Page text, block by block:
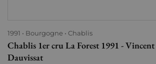
1991 Bourgogne Chablis
Chablis 1er cru La Forest 1991 - Vincent
Dauvissat